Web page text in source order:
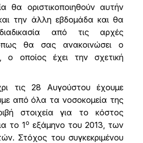
θα οριστικοποιηθούν αυτήν
την άλλη εβδομάδα και θα
από τις αρχές
θα σας ανακοινώσει ο
ο οποίος έχει την σχετική
τις 28 Αυγούστου έχουμε
από όλα τα νοσοκομεία της
στοιχεία για το κόστος
το 1ο εξάμηνο του 2013, των
Στόχος του συγκεκριμένου